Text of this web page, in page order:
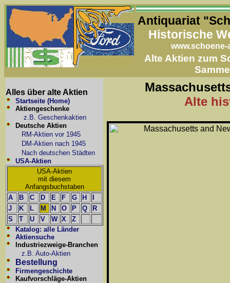
Antiquariat
Historische
www.schoene-
Alte Aktien zum
Alles über alte Aktien
Startseite (Home)
Aktiengeschenke
z.B. Geschenkaktien
Deutsche Aktien
RM-Aktien vor 1945
DM-Aktien nach 1945
Nach deutschen Städten
USA-Aktien
USA-Aktien
mit diesem
Anfangsbuchstaben
A
B C D E F G H
J
K L M N O P Q
R
S
T U V W X
Z
Katalog: alle Länder
Aktiensuche
Industriezweige-Branchen
z.B. Auto-Aktien
Bestellung
Firmengeschichte
Kaufvorschläge-Aktien
Alte